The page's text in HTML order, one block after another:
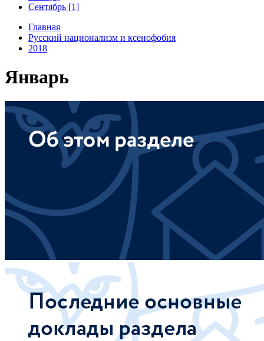
Сентябрь [1]
Главная
Русский национализм и ксенофобия
2018
Январь